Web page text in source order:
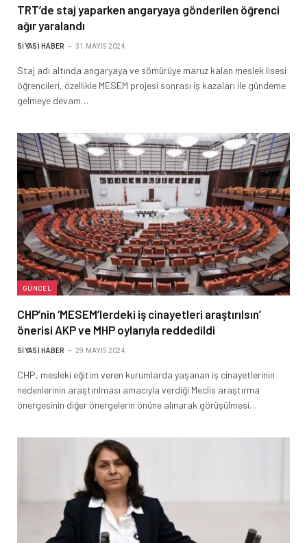
TRT’de staj yaparken angaryaya gönderilen öğrenci
ağır yaralandı
SIYASI HABER 31 MAYIS 2024
Staj adı altında angaryaya ve sömürüye maruz kalan meslek lisesi
öğrencileri, özellikle MESEM projesi sonrası iş kazaları ile gündeme
gelmeye devam…
GÜNCEL
CHP’nin ‘MESEM’lerdeki iş cinayetleri araştırılsın’
önerisi AKP ve MHP oylarıyla reddedildi
SIYASI HABER 29 MAYIS 2024
CHP, mesleki eğitim veren kurumlarda yaşanan iş cinayetlerinin
nedenlerinin araştırılması amacıyla verdiği Meclis araştırma
önergesinin diğer önergelerin önüne alınarak görüşülmesi…